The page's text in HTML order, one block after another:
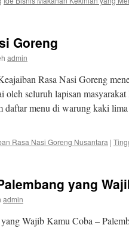
Goreng
admin
Rasa Nasi Goreng
oleh seluruh lapisan
daftar menu di warung kaki
Rasa Nasi Goreng Nusantara |
yang
admin
Wajib Kamu Coba –